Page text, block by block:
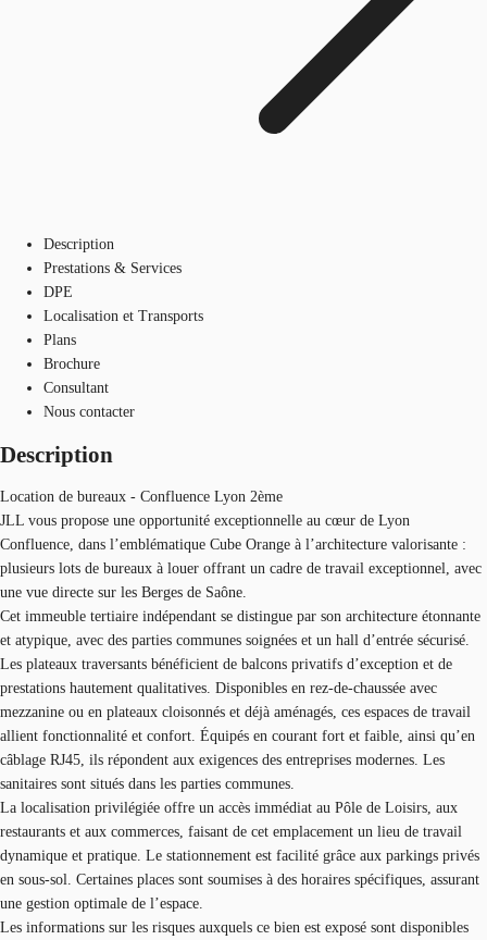
Description
Prestations & Services
DPE
Localisation et Transports
Plans
Brochure
Consultant
Nous contacter
Description
Location de bureaux - Confluence Lyon 2ème
JLL vous propose une opportunité exceptionnelle au cœur de Lyon
Confluence, dans l’emblématique Cube Orange à l’architecture valorisante :
plusieurs lots de bureaux à louer offrant un cadre de travail exceptionnel, avec
une vue directe sur les Berges de Saône.
Cet immeuble tertiaire indépendant se distingue par son architecture étonnante
et atypique, avec des parties communes soignées et un hall d’entrée sécurisé.
Les plateaux traversants bénéficient de balcons privatifs d’exception et de
prestations hautement qualitatives. Disponibles en rez-de-chaussée avec
mezzanine ou en plateaux cloisonnés et déjà aménagés, ces espaces de travail
allient fonctionnalité et confort. Équipés en courant fort et faible, ainsi qu’en
câblage RJ45, ils répondent aux exigences des entreprises modernes. Les
sanitaires sont situés dans les parties communes.
La localisation privilégiée offre un accès immédiat au Pôle de Loisirs, aux
restaurants et aux commerces, faisant de cet emplacement un lieu de travail
dynamique et pratique. Le stationnement est facilité grâce aux parkings privés
en sous-sol. Certaines places sont soumises à des horaires spécifiques, assurant
une gestion optimale de l’espace.
Les informations sur les risques auxquels ce bien est exposé sont disponibles